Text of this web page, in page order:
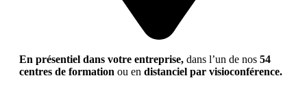
En présentiel dans votre entreprise, dans l’un de nos 54
centres de formation ou en distanciel par visioconférence.